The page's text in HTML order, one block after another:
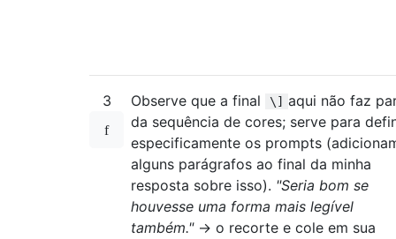
3 Observe que a final \] aqui não faz
da sequência de cores; serve para
especificamente os prompts
alguns parágrafos ao final da minha
resposta sobre isso). "Seria bom se
houvesse uma forma mais legível
também." -> o recorte e cole em sua